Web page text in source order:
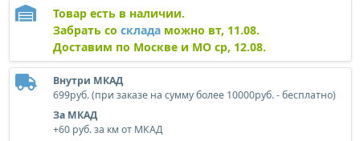
Товар есть в наличии.
Забрать со складаможно вт, 11.08.
Доставим по Москве и МО ср, 12.08.
Внутри МКАД
699руб. (при заказе на сумму более 10000руб. - бесплатно)
За МКАД
+60 руб. за км от МКАД